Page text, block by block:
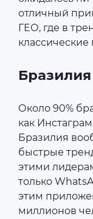
отличный
ГЕО, где в
Бразилия
Около 90%
как
Бразилия
быстрые
этими
только
этим
миллионов